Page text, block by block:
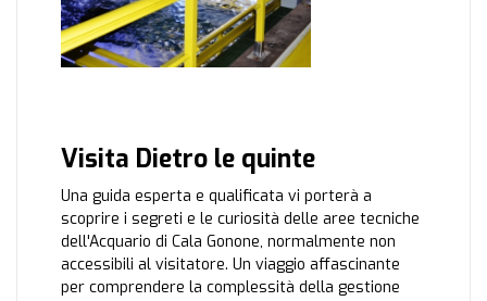
Visita Dietro le quinte
Una guida esperta e qualificata vi porterà a
scoprire i segreti e le curiosità delle aree tecniche
dell'Acquario di Cala Gonone, normalmente non
accessibili al visitatore. Un viaggio affascinante
per comprendere la complessità della gestione